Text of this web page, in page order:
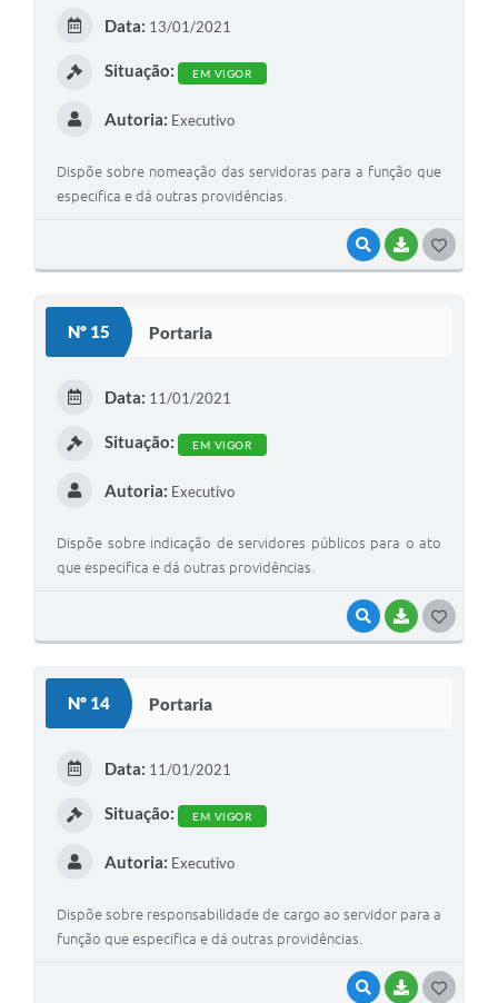
VISUALIZAR
BAIXAR
Data: 13/01/2021
Situação: EM VIGOR
Autoria: Executivo
Dispõe sobre nomeação das servidoras para a função que
especifica e dá outras providências.
Nº 15 Portaria
VISUALIZAR
BAIXAR
Data: 11/01/2021
Situação: EM VIGOR
Autoria: Executivo
Dispõe sobre indicação de servidores públicos para o ato
que especifica e dá outras providências.
Nº 14 Portaria
VISUALIZAR
BAIXAR
Data: 11/01/2021
Situação: EM VIGOR
Autoria: Executivo
Dispõe sobre responsabilidade de cargo ao servidor para a
função que especifica e dá outras providências.